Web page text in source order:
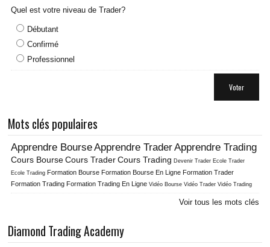
Quel est votre niveau de Trader?
Débutant
Confirmé
Professionnel
Voter
Mots clés populaires
Apprendre BourseApprendre TraderApprendre Trading
Cours Bourse Cours Trader Cours Trading Devenir Trader Ecole Trader
Ecole Trading Formation Bourse Formation Bourse En Ligne Formation Trader
Formation Trading Formation Trading En Ligne Vidéo Bourse Vidéo Trader Vidéo Trading
Voir tous les mots clés
Diamond Trading Academy